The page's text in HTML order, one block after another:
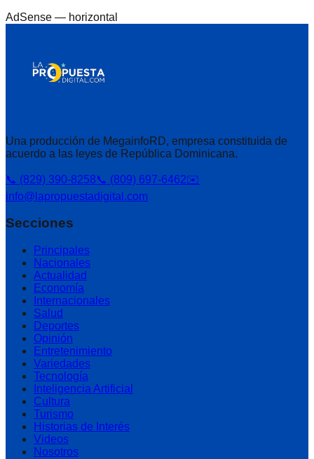
AdSense — horizontal
Una producción de MegainfoRD, empresa constituida de
acuerdo a las leyes de República Dominicana.
📞 (829) 390-8258📞 (809) 697-6462✉️
info@lapropuestadigital.com
Secciones
Principales
Nacionales
Actualidad
Economía
Internacionales
Salud
Deportes
Opinión
Entretenimiento
Variedades
Tecnología
Inteligencia Artificial
Cultura
Turismo
Historias de Interés
Videos
Nosotros